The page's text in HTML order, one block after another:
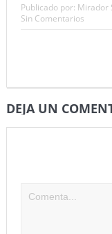
Publicado por: Mirador
Sin Comentarios
DEJA UN